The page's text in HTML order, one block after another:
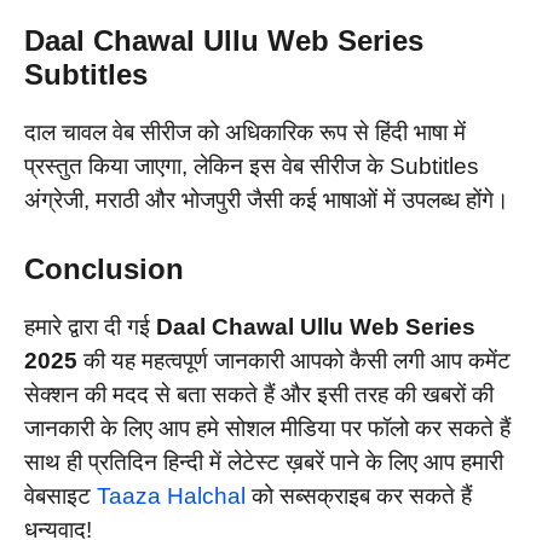
Daal Chawal Ullu Web Series
Subtitles
दाल चावल वेब सीरीज को अधिकारिक रूप से हिंदी भाषा में
प्रस्तुत किया जाएगा, लेकिन इस वेब सीरीज के Subtitles
अंग्रेजी, मराठी और भोजपुरी जैसी कई भाषाओं में उपलब्ध होंगे।
Conclusion
हमारे द्वारा दी गई Daal Chawal Ullu Web Series
2025की यह महत्वपूर्ण जानकारी आपको कैसी लगी आप कमेंट
सेक्शन की मदद से बता सकते हैं और इसी तरह की खबरों की
जानकारी के लिए आप हमे सोशल मीडिया पर फॉलो कर सकते हैं
साथ ही प्रतिदिन हिन्दी में लेटेस्ट ख़बरें पाने के लिए आप हमारी
वेबसाइट Taaza Halchal को सब्सक्राइब कर सकते हैं
धन्यवाद!